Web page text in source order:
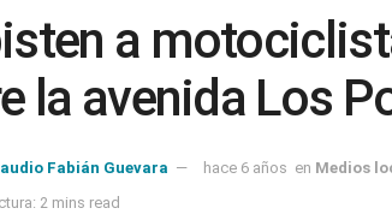
a
la avenida Los
Fabián Guevara hace 6 años en Medios
2 mins read